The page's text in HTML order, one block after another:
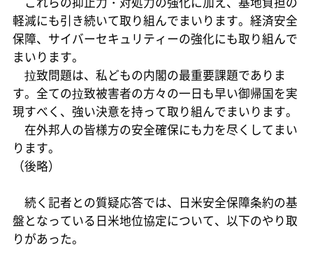
軽減にも引き続いて取り組んでまいります。経済安全
保障、サイバーセキュリティーの強化にも取り組んで
まいります。
拉致問題は、私どもの内閣の最重要課題でありま
す。全ての拉致被害者の方々の一日も早い御帰国を実
現すべく、強い決意を持って取り組んでまいります。
在外邦人の皆様方の安全確保にも力を尽くしてまい
ります。
（後略）
続く記者との質疑応答では、日米安全保障条約の基
盤となっている日米地位協定について、以下のやり取
りがあった。